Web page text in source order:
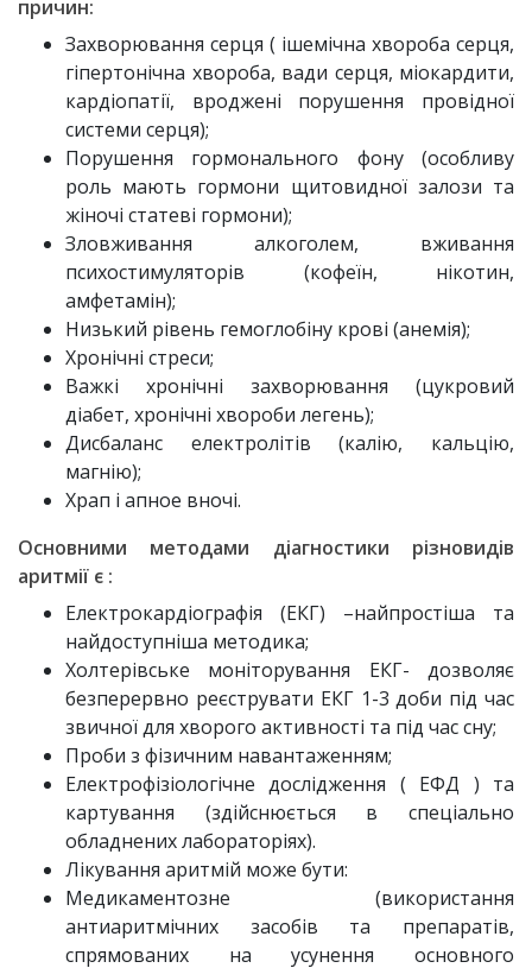
причин:
Захворювання серця ( ішемічна хвороба серця,
гіпертонічна хвороба, вади серця, міокардити,
кардіопатії, вроджені порушення провідної
системи серця);
Порушення гормонального фону (особливу
роль мають гормони щитовидної залози та
жіночі статеві гормони);
Зловживання алкоголем, вживання
психостимуляторів (кофеїн, нікотин,
амфетамін);
Низький рівень гемоглобіну крові (анемія);
Хронічні стреси;
Важкі хронічні захворювання (цукровий
діабет, хронічні хвороби легень);
Дисбаланс електролітів (калію, кальцію,
магнію);
Храп і апное вночі.
Основними методами діагностики різновидів
аритмії є :
Електрокардіографія (ЕКГ) –найпростіша та
найдоступніша методика;
Холтерівське моніторування ЕКГ- дозволяє
безперервно реєструвати ЕКГ 1-3 доби під час
звичної для хворого активності та під час сну;
Проби з фізичним навантаженням;
Електрофізіологічне дослідження ( ЕФД ) та
картування (здійснюється в спеціально
обладнених лабораторіях).
Лікування аритмій може бути:
Медикаментозне (використання
антиаритмічних засобів та препаратів,
спрямованих на усунення основного